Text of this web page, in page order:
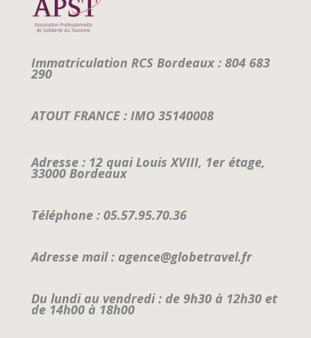
Immatriculation RCS Bordeaux : 804 683
290
ATOUT FRANCE : IMO 35140008
Adresse : 12 quai Louis XVIII, 1er étage,
33000 Bordeaux
Téléphone : 05.57.95.70.36
Adresse mail : agence@globetravel.fr
Du lundi au vendredi : de 9h30 à 12h30 et
de 14h00 à 18h00